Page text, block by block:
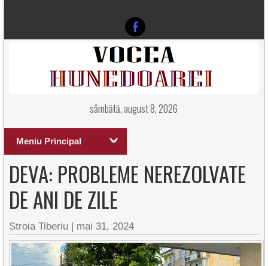
sâmbătă, august 8, 2026
Meniu Principal
DEVA: PROBLEME NEREZOLVATE
DE ANI DE ZILE
Stroia Tiberiu | mai 31, 2024